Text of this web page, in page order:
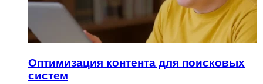
Оптимизация контента для поисковых
систем